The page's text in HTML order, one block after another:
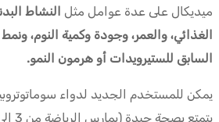
ميديكال على عدة عوامل مثل النشاط
الغذائي، والعمر، وجودة وكمية النوم،
السابق للستيرويدات أو هرمون النمو.
يمكن للمستخدم الجديد لدواء